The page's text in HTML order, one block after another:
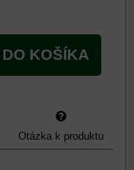
DO KOŠÍKA
Otázka k produktu